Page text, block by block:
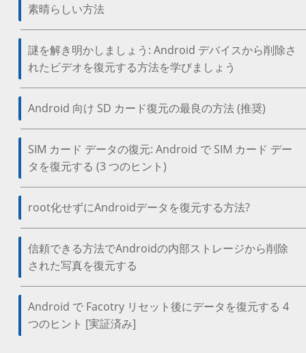
素晴らしい方法
謎を解き明かしましょう: Android デバイスから削除さ
れたビデオを復元する方法を学びましょう
Android 向け SD カード復元の最良の方法 (推奨)
SIM カード データの復元: Android で SIM カード デー
タを復元する (3 つのヒント)
root化せずにAndroidデータを復元する方法?
信頼できる方法でAndroidの内部ストレージから削除
された写真を復元する
Android で Facotry リセット後にデータを復元する 4
つのヒント [実証済み]